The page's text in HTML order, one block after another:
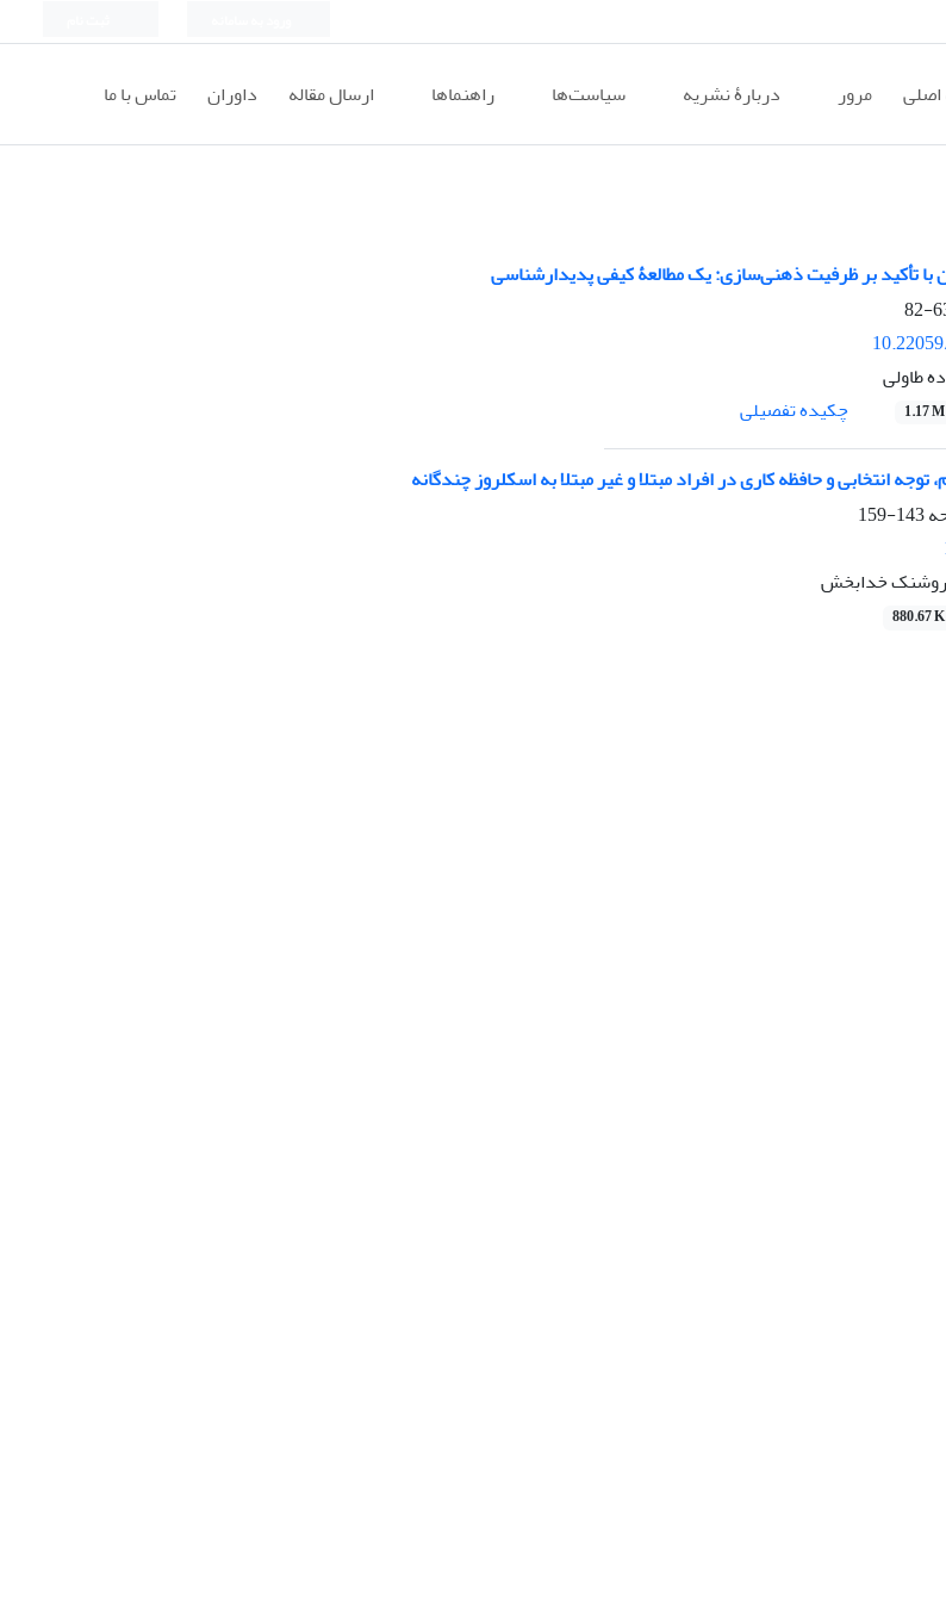
مرور دربارۀ نشریه سیاست‌ها راهنماها ارسال مقاله داوران تماس با ما
با تأکید بر ظرفیت ذهنی‌سازی: یک مطالعۀ کیفی پدیدارشناسی
طاولی
1.17 M
چکیده تفصیلی
انتخابی و حافظه کاری در افراد مبتلا و غیر مبتلا به اسکلروز چندگانه
143-159
روشنک خدابخش
880.67 K